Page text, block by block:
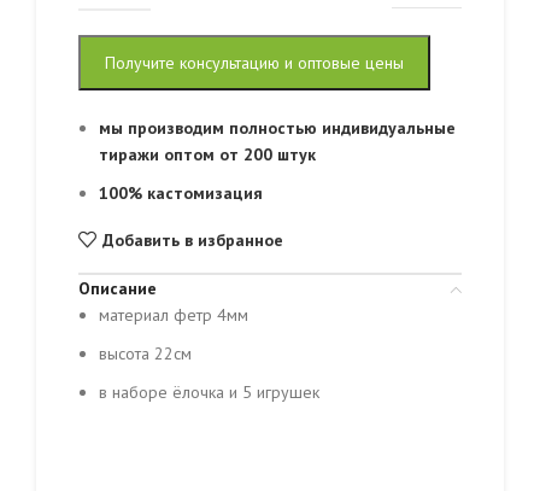
Получите консультацию и оптовые цены
мы производим полностью индивидуальные
тиражи оптом от 200 штук
100% кастомизация
Добавить в избранное
Описание
материал фетр 4мм
высота 22см
в наборе ёлочка и 5 игрушек